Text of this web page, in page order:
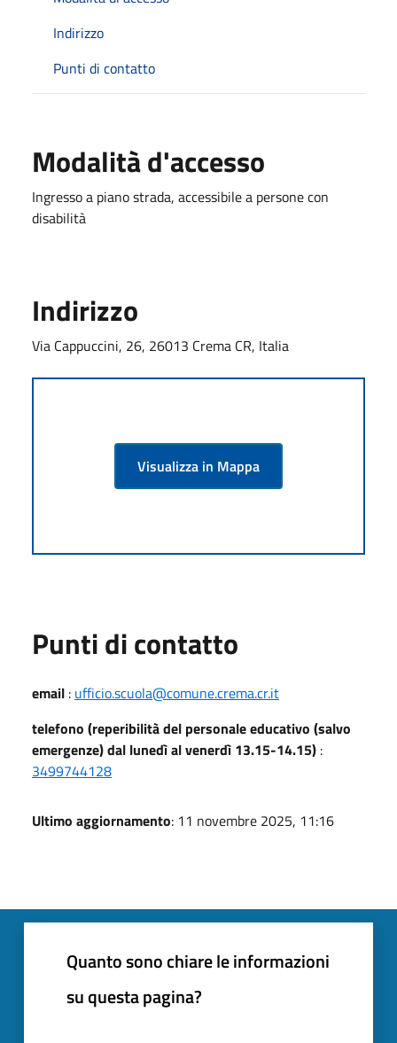
Indirizzo
Punti di contatto
Modalità d'accesso
Ingresso a piano strada, accessibile a persone con
disabilità
Indirizzo
Via Cappuccini, 26, 26013 Crema CR, Italia
Visualizza in Mappa
Punti di contatto
email : ufficio.scuola@comune.crema.cr.it
telefono (reperibilità del personale educativo (salvo
emergenze) dal lunedì al venerdì 13.15-14.15) :
3499744128
Ultimo aggiornamento: 11 novembre 2025, 11:16
Quanto sono chiare le informazioni
su questa pagina?